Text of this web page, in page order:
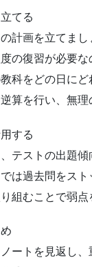
てる
計画を立てまし
の復習が必要な
科をどの日に
算を行い、無
する
テストの出題傾
は過去問をスト
組むことで弱
ートを見返し